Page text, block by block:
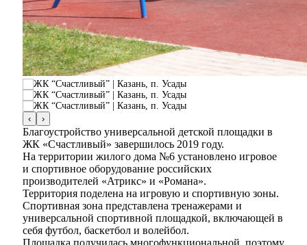
‹ ›
Благоустройство универсальной детской площадки в
ЖК «Счастливый» завершилось 2019 году.
На территории жилого дома №6 установлено игровое
и спортивное оборудование российских
производителей «Атрикс» и «Романа».
Территория поделена на игровую и спортивную зоны.
Спортивная зона представлена тренажерами и
универсальной спортивной площадкой, включающей в
себя футбол, баскетбол и волейбол.
Площадка получилась многофункциональной, поэтому